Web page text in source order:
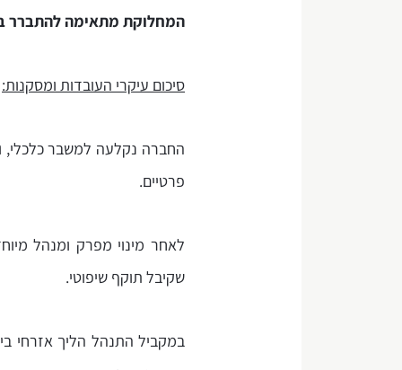
המחלוקת מתאימה להתברר
סיכום עיקרי העובדות ומסקנות:
החברה נקלעה למשבר כלכלי,
פרטיים.
לאחר מינוי מפרק ומנהל
שקיבל תוקף שיפוטי.
במקביל התנהל הליך אזרחי